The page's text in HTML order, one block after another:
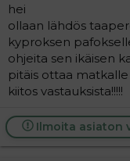
u
n
a
l
o
i
t
t
a
j
v
i
e
s
t
i
hei
ollaan lähdös
kyproksen
ohjeita sen ikäisen
pitäis ottaa matkalle
kiitos vastauksista!!!!!
Ilmoita asiaton